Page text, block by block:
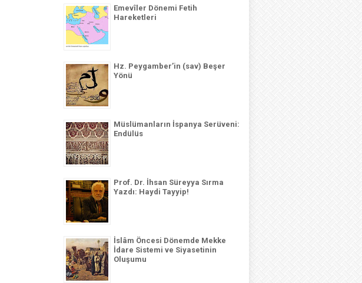
Emevîler Dönemi Fetih
Hareketleri
Hz. Peygamber’in (sav) Beşer
Yönü
Müslümanların İspanya Serüveni:
Endülüs
Prof. Dr. İhsan Süreyya Sırma
Yazdı: Haydi Tayyip!
İslâm Öncesi Dönemde Mekke
İdare Sistemi ve Siyasetinin
Oluşumu